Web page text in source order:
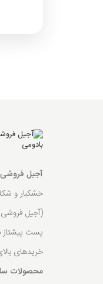
آجیل
خشکبار و
(آجیل فروشی
پست پیشتاز
خریدهای
محصولات